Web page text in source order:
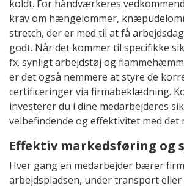
koldt. For håndværkeres
krav om hængelommer,
stretch, der er med til at få
godt. Når det kommer til specifikke
fx. synligt arbejdstøj og
er det også nemmere at styre de
certificeringer via firmabeklædning.
investerer du i dine medarbejderes
velbefindende og effektivitet med det
Effektiv markedsføring og
Hver gang en medarbejder bærer
arbejdspladsen, under transport